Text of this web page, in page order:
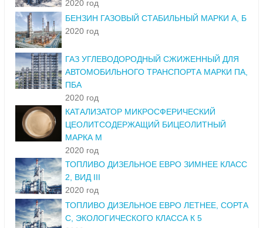
100(АИ-10-К5)
2020 год
БЕНЗИН ГАЗОВЫЙ СТАБИЛЬНЫЙ МАРКИ А, Б
ГАЗ УГЛЕВОДОРОДНЫЙ СЖИЖЕННЫЙ ДЛЯ
АВТОМОБИЛЬНОГО ТРАНСПОРТА МАРКИ ПА,
ПБА
2020 год
КАТАЛИЗАТОР МИКРОСФЕРИЧЕСКИЙ
ЦЕОЛИТСОДЕРЖАЩИЙ БИЦЕОЛИТНЫЙ
МАРКА М
2020 год
ТОПЛИВО ДИЗЕЛЬНОЕ ЕВРО ЗИМНЕЕ КЛАСС
2, ВИД III
2020 год
ТОПЛИВО ДИЗЕЛЬНОЕ ЕВРО ЛЕТНЕЕ, СОРТА